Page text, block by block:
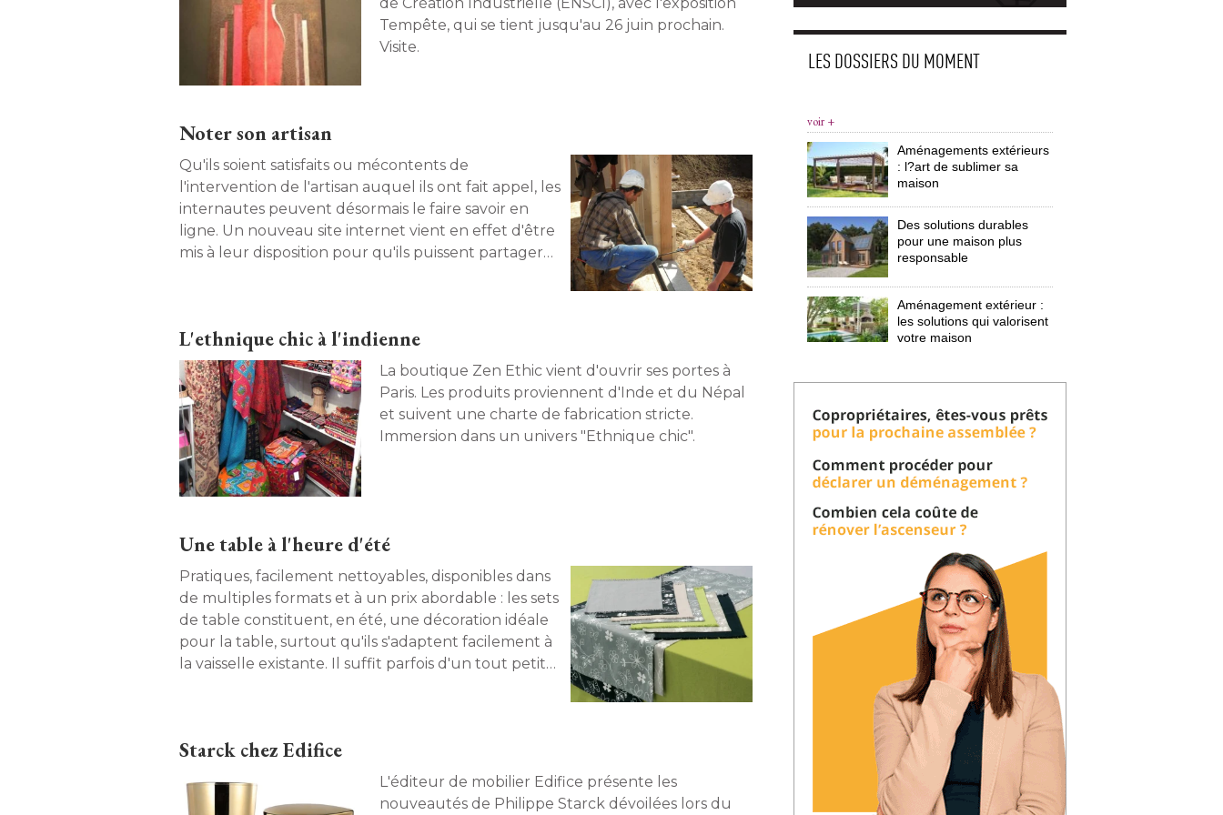
de Création Industrielle (ENSCI), avec l'exposition
Tempête, qui se tient jusqu'au 26 juin prochain.
Visite.
Noter son artisan
Qu'ils soient satisfaits ou mécontents de
l'intervention de l'artisan auquel ils ont fait appel, les
internautes peuvent désormais le faire savoir en
ligne. Un nouveau site internet vient en effet d'être
mis à leur disposition pour qu'ils puissent partager
L'ethnique chic à l'indienne
La boutique Zen Ethic vient d'ouvrir ses portes à
Paris. Les produits proviennent d'Inde et du Népal
et suivent une charte de fabrication stricte.
Immersion dans un univers "Ethnique chic".
Une table à l'heure d'été
Pratiques, facilement nettoyables, disponibles dans
de multiples formats et à un prix abordable : les sets
de table constituent, en été, une décoration idéale
pour la table, surtout qu'ils s'adaptent facilement à
la vaisselle existante. Il suffit parfois d'un tout petit
Starck chez Edifice
L'éditeur de mobilier Edifice présente les
nouveautés de Philippe Starck dévoilées lors du
LES DOSSIERS DU MOMENT
voir +
Aménagements extérieurs
: l?art de sublimer sa
maison
Des solutions durables
pour une maison plus
responsable
Aménagement extérieur :
les solutions qui valorisent
votre maison